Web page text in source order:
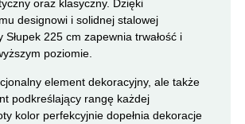
oraz klasyczny. Dzięki
designowi i solidnej stalowej
Słupek 225 cm zapewnia trwałość i
poziomie.
element dekoracyjny, ale także
podkreślający rangę każdej
kolor perfekcyjnie dopełnia dekoracje